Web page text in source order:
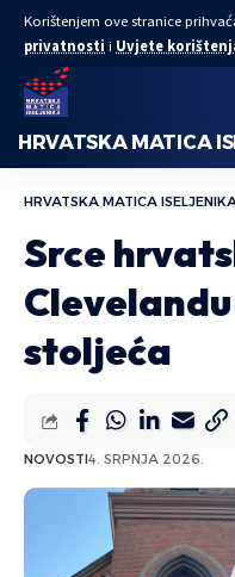
Korištenjem ove stranice
privatnosti i Uvjete
HRVATSKA MATICA
HRVATSKA MATICA
Srce
stoljeća
NOVOSTI4. SRPNJA 2026.